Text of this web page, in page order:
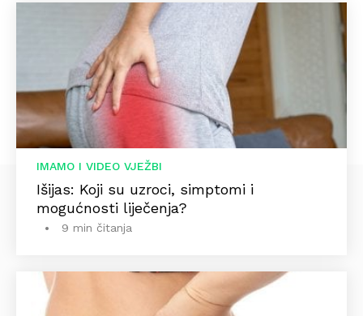
IMAMO I VIDEO VJEŽBI
Išijas: Koji su uzroci, simptomi i
mogućnosti liječenja?
9 min čitanja